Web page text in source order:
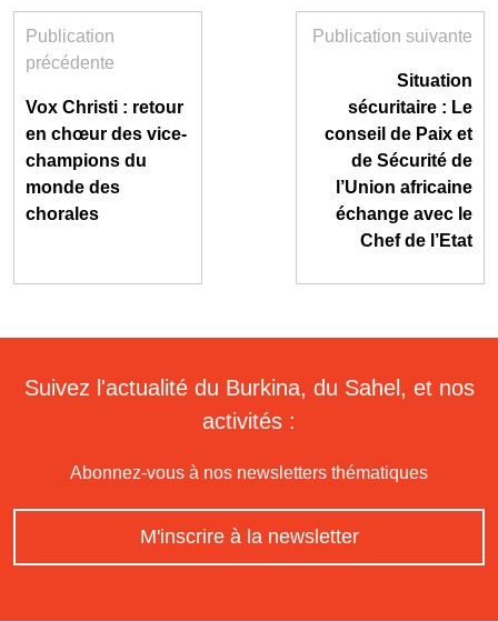
Publication
précédente
Vox Christi : retour
en chœur des vice-
champions du
monde des
chorales
Publication suivante
Situation
sécuritaire : Le
conseil de Paix et
de Sécurité de
l’Union africaine
échange avec le
Chef de l’Etat
Suivez l'actualité du Burkina, du Sahel, et nos
activités :
Abonnez-vous à nos newsletters thématiques
M'inscrire à la newsletter